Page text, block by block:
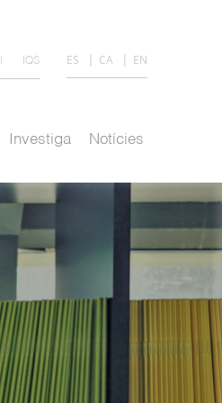
IQS ES CA EN
Investiga Notícies